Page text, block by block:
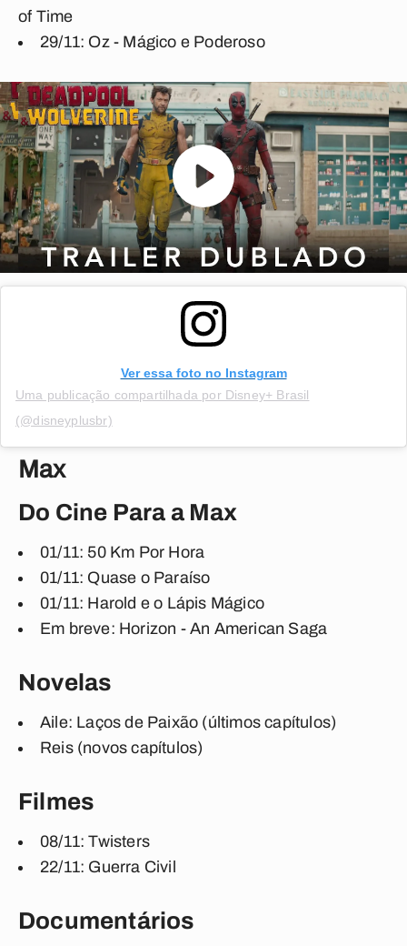
of Time
29/11: Oz - Mágico e Poderoso
Ver essa foto no Instagram
Uma publicação compartilhada por Disney+ Brasil
(@disneyplusbr)
Max
Do Cine Para a Max
01/11: 50 Km Por Hora
01/11: Quase o Paraíso
01/11: Harold e o Lápis Mágico
Em breve: Horizon - An American Saga
Novelas
Aile: Laços de Paixão (últimos capítulos)
Reis (novos capítulos)
Filmes
08/11: Twisters
22/11: Guerra Civil
Documentários